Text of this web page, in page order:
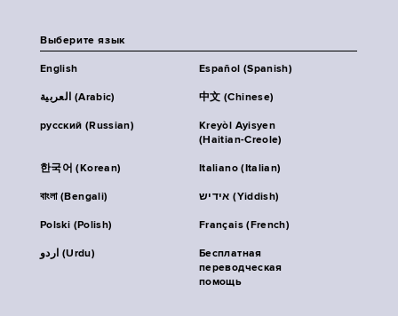
Выберите язык
English Español (Spanish)
العربية (Arabic) 中文 (Chinese)
русский (Russian)
Kreyòl Ayisyen
(Haitian-Creole)
한국어 (Korean) Italiano (Italian)
বাংলা (Bengali) אידיש (Yiddish)
Polski (Polish) Français (French)
اردو (Urdu)
Бесплатная
переводческая
помощь